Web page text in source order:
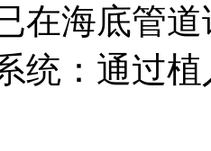
在海底管
统：通过